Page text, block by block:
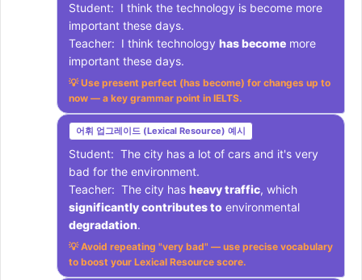
Student: I think the technology is become more
important these days.
Teacher: I think technology has becomemore
important these days.
💡 Use present perfect (has become) for changes up to
now — a key grammar point in IELTS.
어휘 업그레이드 (Lexical Resource) 예시
Student: The city has a lot of cars and it's very
bad for the environment.
Teacher: The city has heavy traffic, which
significantly contributes to environmental
degradation.
💡 Avoid repeating "very bad" — use precise vocabulary
to boost your Lexical Resource score.